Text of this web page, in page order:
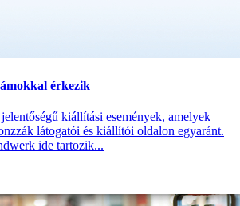
érkezik
kiállítási események, amelyek
látogatói és kiállítói oldalon egyaránt.
ide tartozik...